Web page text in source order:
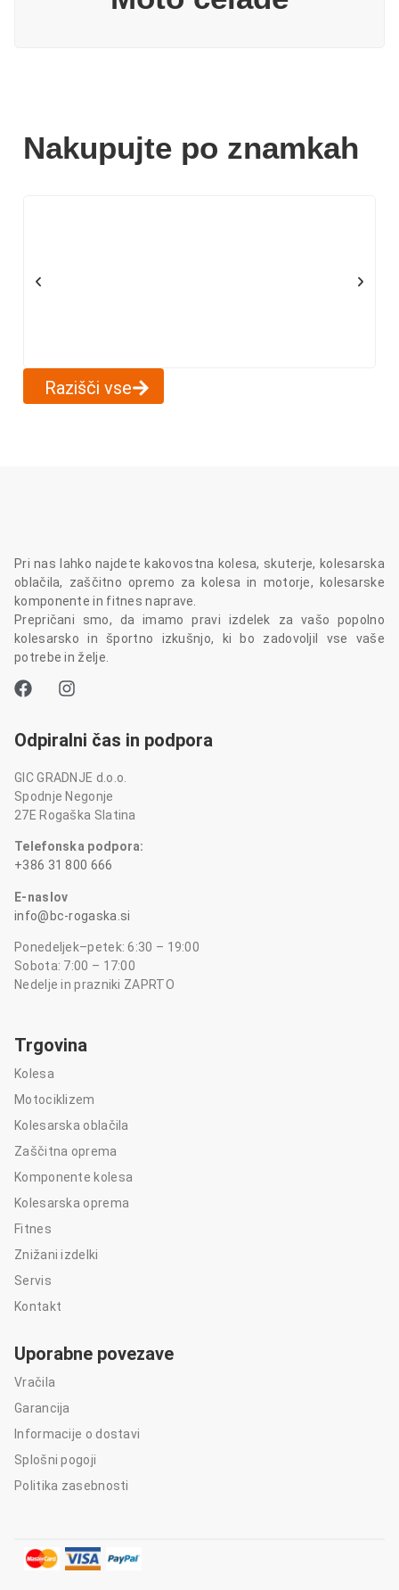
Nakupujte po znamkah
Razišči vse
Pri nas lahko najdete kakovostna kolesa, skuterje, kolesarska
oblačila, zaščitno opremo za kolesa in motorje, kolesarske
komponente in fitnes naprave.
Prepričani smo, da imamo pravi izdelek za vašo popolno
kolesarsko in športno izkušnjo, ki bo zadovoljil vse vaše
potrebe in želje.
Odpiralni čas in podpora
GIC GRADNJE d.o.o.
Spodnje Negonje
27E Rogaška Slatina
Telefonska podpora:
+386 31 800 666
E-naslov
info@bc-rogaska.si
Ponedeljek–petek: 6:30 – 19:00
Sobota: 7:00 – 17:00
Nedelje in prazniki ZAPRTO
Trgovina
Kolesa
Motociklizem
Kolesarska oblačila
Zaščitna oprema
Komponente kolesa
Kolesarska oprema
Fitnes
Znižani izdelki
Servis
Kontakt
Uporabne povezave
Vračila
Garancija
Informacije o dostavi
Splošni pogoji
Politika zasebnosti